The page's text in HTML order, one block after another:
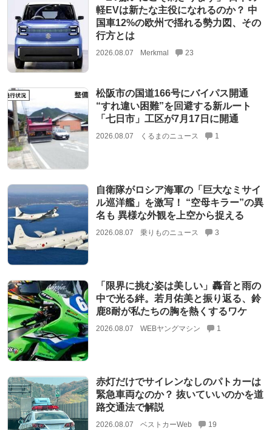
軽EVは新たな主役になれるのか？ 中
国車12%の欧州で揺れる勢力図、その
行方とは
2026.08.07 Merkmal 23
松阪市の国道166号にバイパス開通
“すれ違い困難”を回避する新ルート
「七日市」工区が7月17日に開通
2026.08.07 くるまのニュース 1
自衛隊がロシア海軍の「巨大なミサイ
ル巡洋艦」を激写！ “空母キラー”の異
名も 異様な外観を上空から捉える
2026.08.07 乗りものニュース 3
「限界に挑む姿は美しい」轟音と雨の
中で光る絆。若月佑美と振り返る、鈴
鹿8耐が私たちの胸を熱くするワケ
2026.08.07 WEBヤングマシン 1
赤灯だけでサイレンなしのパトカーは
緊急車両なのか？ 抜いていいのかを道
路交通法で解説
2026.08.07 ベストカーWeb 19